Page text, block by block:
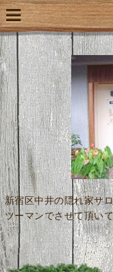
新宿区中井の隠れ家サ
ツーマンでさせて頂い